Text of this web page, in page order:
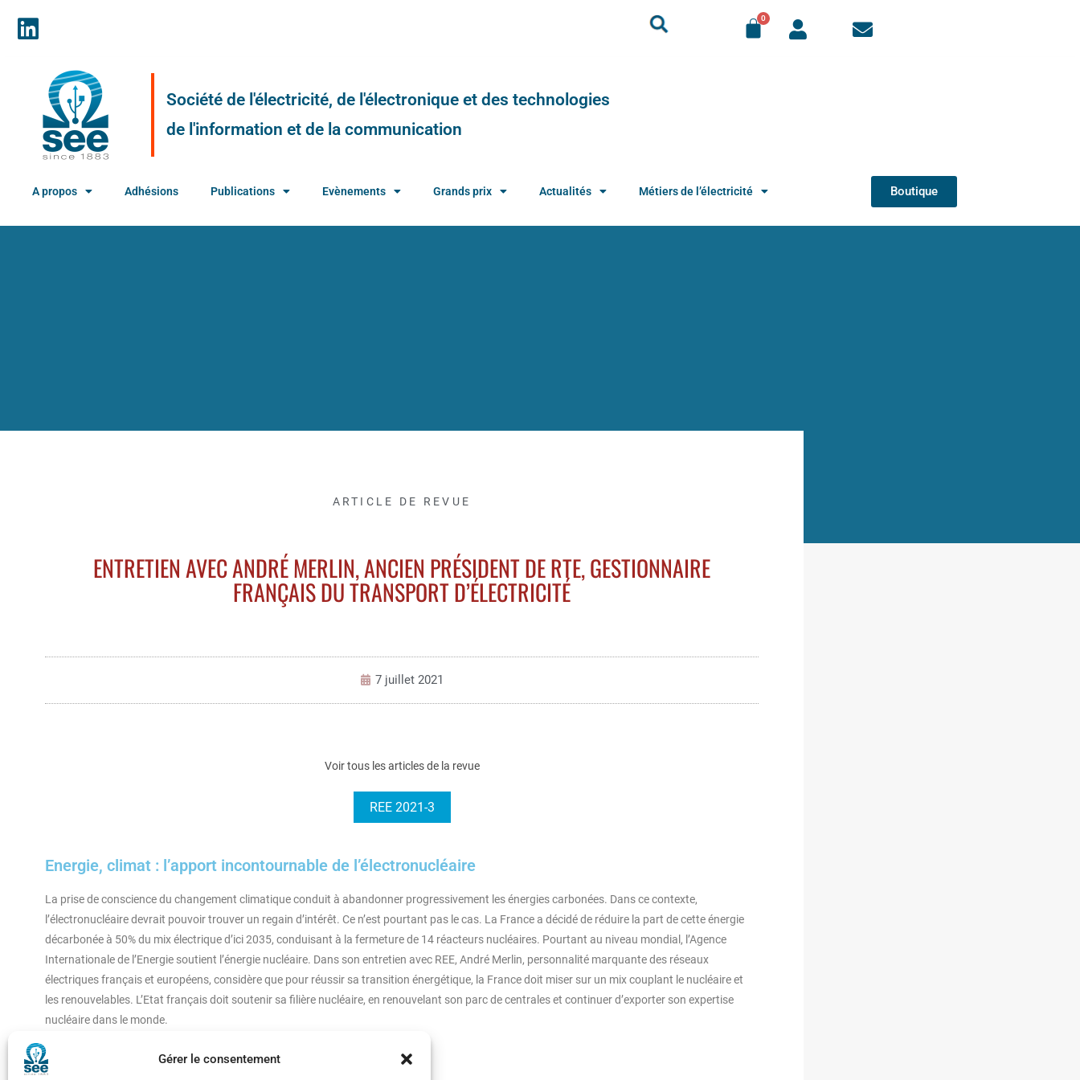
Gérer le consentement
Société de l'électricité, de l'électronique et des technologies
de l'information et de la communication
A propos Adhésions Publications Evènements Grands prix Actualités Métiers de l’électricité Boutique
ARTICLE DE REVUE
ENTRETIEN AVEC ANDRÉ MERLIN, ANCIEN PRÉSIDENT DE RTE, GESTIONNAIRE
FRANÇAIS DU TRANSPORT D’ÉLECTRICITÉ
7 juillet 2021
Voir tous les articles de la revue
REE 2021-3
Energie, climat : l’apport incontournable de l’électronucléaire
La prise de conscience du changement climatique conduit à abandonner progressivement les énergies carbonées. Dans ce contexte,
l’électronucléaire devrait pouvoir trouver un regain d’intérêt. Ce n’est pourtant pas le cas. La France a décidé de réduire la part de cette énergie
décarbonée à 50% du mix électrique d’ici 2035, conduisant à la fermeture de 14 réacteurs nucléaires. Pourtant au niveau mondial, l’Agence
Internationale de l’Energie soutient l’énergie nucléaire. Dans son entretien avec REE, André Merlin, personnalité marquante des réseaux
électriques français et européens, considère que pour réussir sa transition énergétique, la France doit miser sur un mix couplant le nucléaire et
les renouvelables. L’Etat français doit soutenir sa filière nucléaire, en renouvelant son parc de centrales et continuer d’exporter son expertise
nucléaire dans le monde.